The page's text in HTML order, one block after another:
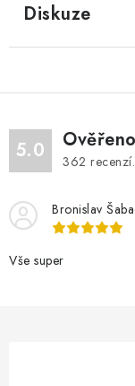
Doprava a platba
Diskuze
5.0 362 recenzí.
Bronislav
Vše super